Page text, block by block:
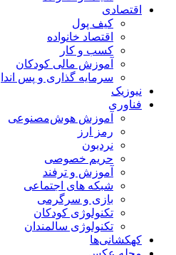
اقتصادی
کیف پول
اقتصاد خانواده
کسب و کار
آموزش مالی کودکان
سرمایه گذاری و پس
نیوزیک
فناوری
آموزش هوش‌مصنوعی
رمز ارز
نردبون
حریم خصوصی
آموزش و ترفند
شبکه های اجتماعی
بازی و سرگرمی
تکنولوژی کودکان
تکنولوژی سالمندان
کهکشانی‌ها